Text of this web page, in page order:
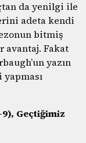
da yenilgi ile
adeta kendi
bitmiş
avantaj. Fakat
yazın
yapması
Geçtiğimiz